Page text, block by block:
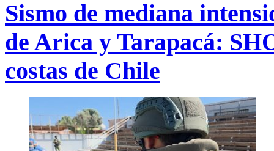
Sismo de mediana
de Arica y Tarapacá:
costas de Chile